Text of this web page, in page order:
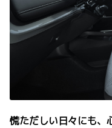
慌ただしい日々にも、